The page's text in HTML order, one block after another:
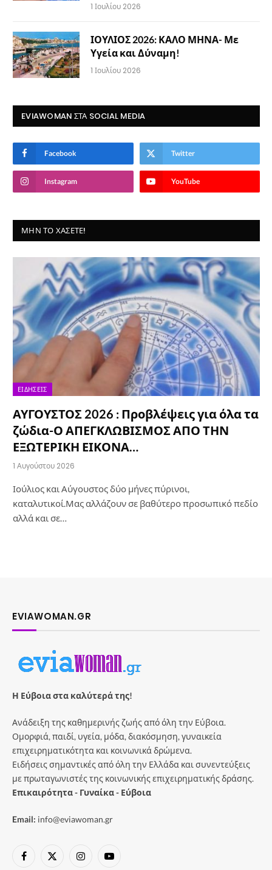
1 Ιουλίου 2026
ΙΟΥΛΙΟΣ 2026: ΚΑΛΟ ΜΗΝΑ- Με
Υγεία και Δύναμη!
1 Ιουλίου 2026
EVIAWOMAN ΣΤΑ SOCIAL MEDIA
Facebook Twitter
Instagram YouTube
ΜΗΝ ΤΟ ΧΆΣΕΤΕ!
ΕΙΔΉΣΕΙΣ
ΑΥΓΟΥΣΤΟΣ 2026 : Προβλέψεις για όλα τα
ζώδια-Ο ΑΠΕΓΚΛΩΒΙΣΜΟΣ ΑΠΟ ΤΗΝ
ΕΞΩΤΕΡΙΚΗ ΕΙΚΟΝΑ…
1 Αυγούστου 2026
Ιούλιος και Αύγουστος δύο μήνες πύρινοι,
καταλυτικοί.Μας αλλάζουν σε βαθύτερο προσωπικό πεδίο
αλλά και σε…
EVIAWOMAN.GR
Η Εύβοια στα καλύτερά της!
Ανάδειξη της καθημερινής ζωής από όλη την Εύβοια.
Ομορφιά, παιδί, υγεία, μόδα, διακόσμηση, γυναικεία
επιχειρηματικότητα και κοινωνικά δρώμενα.
Ειδήσεις σημαντικές από όλη την Ελλάδα και συνεντεύξεις
με πρωταγωνιστές της κοινωνικής επιχειρηματικής δράσης.
Επικαιρότητα - Γυναίκα - Εύβοια
Email: info@eviawoman.gr
Facebook
X
InstagramYouTube